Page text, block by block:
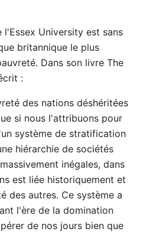
l'Essex University est sans
britannique le plus
Dans son livre The
:
des nations déshéritées
si nous l'attribuons pour
système de stratification
hiérarchie de sociétés
inégales, dans
est liée historiquement et
des autres. Ce système a
l'ère de la domination
de nos jours bien que